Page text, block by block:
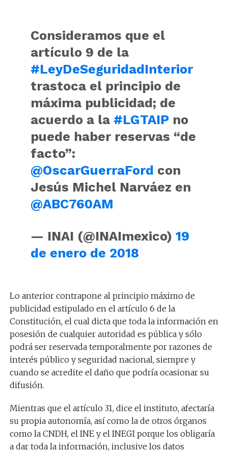
Consideramos que el
artículo 9 de la
#LeyDeSeguridadInterior
trastoca el principio de
máxima publicidad; de
acuerdo a la #LGTAIPno
puede haber reservas “de
facto”:
@OscarGuerraFord con
Jesús Michel Narváez en
@ABC760AM
— INAI (@INAImexico) 19
de enero de 2018
Lo anterior contrapone al principio máximo de
publicidad estipulado en el artículo 6 de la
Constitución, el cual dicta que toda la información en
posesión de cualquier autoridad es pública y sólo
podrá ser reservada temporalmente por razones de
interés público y seguridad nacional, siempre y
cuando se acredite el daño que podría ocasionar su
difusión.
Mientras que el artículo 31, dice el instituto, afectaría
su propia autonomía, así como la de otros órganos
como la CNDH, el INE y el INEGI porque los obligaría
a dar toda la información, inclusive los datos